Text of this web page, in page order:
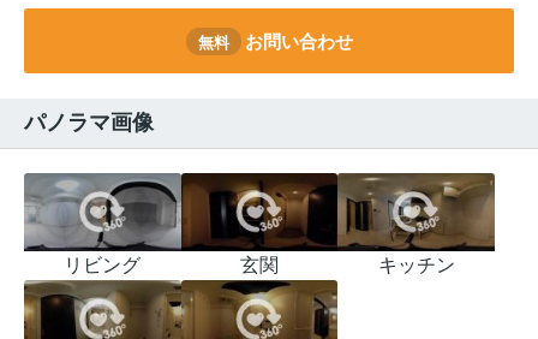
無料 お問い合わせ
パノラマ画像
リビング 玄関 キッチン